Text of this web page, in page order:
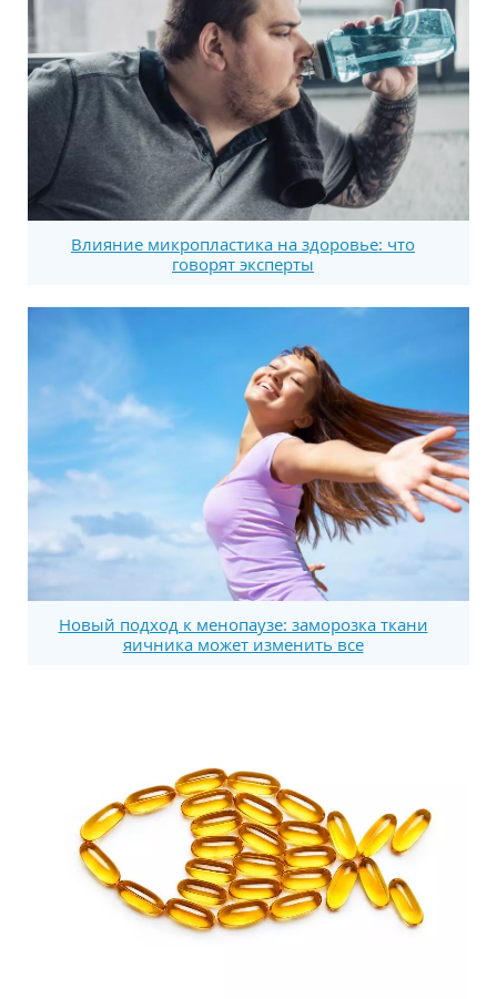
Влияние микропластика на здоровье: что
говорят эксперты
Новый подход к менопаузе: заморозка ткани
яичника может изменить все